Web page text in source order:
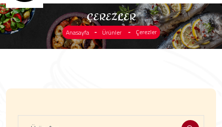
ÇEREZLER
Anasayfa Ürünler Çerezler